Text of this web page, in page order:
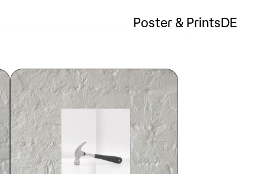
Work with usProjectsDE
Poster & PrintsDE